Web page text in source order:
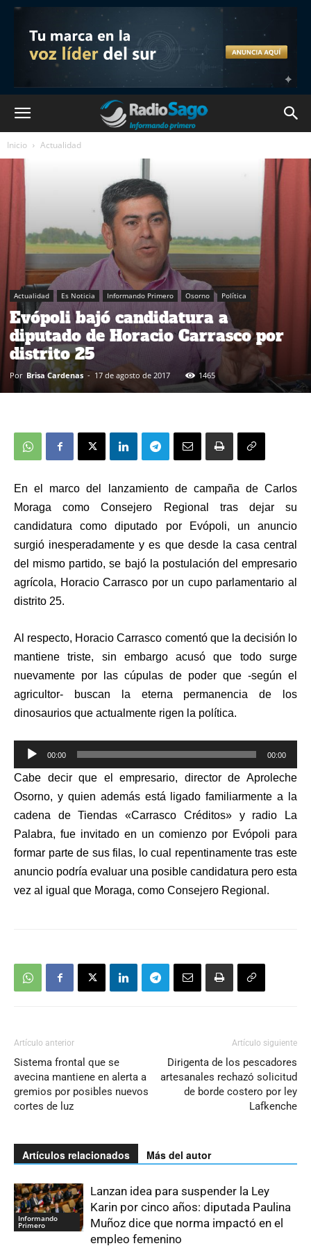
Inicio Actualidad
Actualidad Es Noticia Informando Primero Osorno Política
Evópoli bajó candidatura a
diputado de Horacio Carrasco por
distrito 25
Por Brisa Cardenas - 17 de agosto de 2017 1465
En el marco del lanzamiento de campaña de Carlos
Moraga como Consejero Regional tras dejar su
candidatura como diputado por Evópoli, un anuncio
surgió inesperadamente y es que desde la casa central
del mismo partido, se bajó la postulación del empresario
agrícola, Horacio Carrasco por un cupo parlamentario al
distrito 25.
Al respecto, Horacio Carrasco comentó que la decisión lo
mantiene triste, sin embargo acusó que todo surge
nuevamente por las cúpulas de poder que -según el
agricultor- buscan la eterna permanencia de los
dinosaurios que actualmente rigen la política.
Reproductor
de
audio
00:00 00:00
Cabe decir que el empresario, director de Aproleche
Osorno, y quien además está ligado familiarmente a la
cadena de Tiendas «Carrasco Créditos» y radio La
Palabra, fue invitado en un comienzo por Evópoli para
formar parte de sus filas, lo cual repentinamente tras este
anuncio podría evaluar una posible candidatura pero esta
vez al igual que Moraga, como Consejero Regional.
Artículo anterior
Sistema frontal que se
avecina mantiene en alerta a
gremios por posibles nuevos
cortes de luz
Artículo siguiente
Dirigenta de los pescadores
artesanales rechazó solicitud
de borde costero por ley
Lafkenche
Artículos relacionados Más del autor
Informando
Primero
Lanzan idea para suspender la Ley
Karin por cinco años: diputada Paulina
Muñoz dice que norma impactó en el
empleo femenino